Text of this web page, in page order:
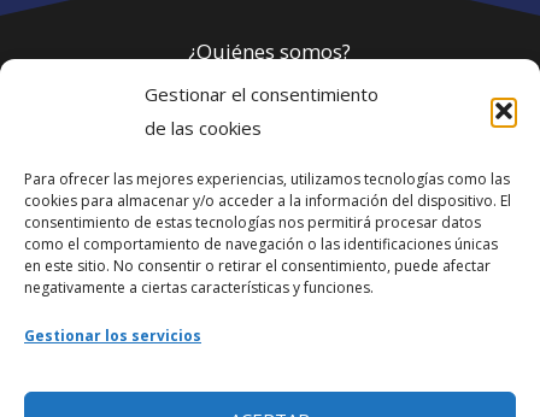
Gestionar el consentimiento
de las cookies
Para ofrecer las mejores experiencias, utilizamos tecnologías como las
cookies para almacenar y/o acceder a la información del dispositivo. El
consentimiento de estas tecnologías nos permitirá procesar datos
como el comportamiento de navegación o las identificaciones únicas
en este sitio. No consentir o retirar el consentimiento, puede afectar
negativamente a ciertas características y funciones.
Gestionar los servicios
¿Quiénes somos?
Política de privacidad
Webmaster
soporte@fotosdlahabana.com
Nuestro e-mail: